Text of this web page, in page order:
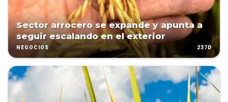
Sector arrocero se expande y apunta a
seguir escalando en el exterior
NEGOCIOS 237D